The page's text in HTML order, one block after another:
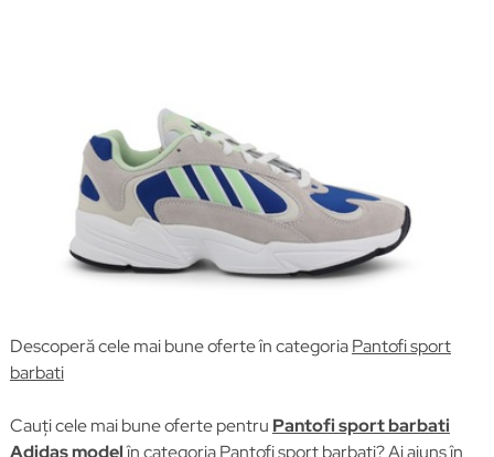
Descoperă cele mai bune oferte în categoriaPantofi sport
barbati
Cauți cele mai bune oferte pentru Pantofi sport barbati
Adidas modelîn categoriaPantofi sport barbati? Ai ajuns în